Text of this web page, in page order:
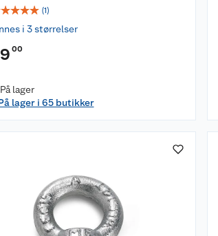
☆☆☆☆ (1)
i 3 størrelser
00
På lager
lager i 65 butikker